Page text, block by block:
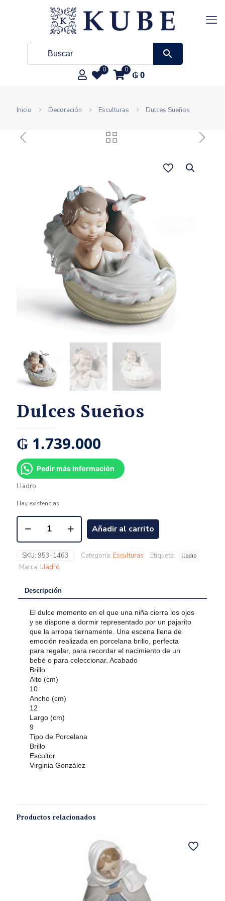
0 0 ₲0
Inicio Decoración Esculturas Dulces Sueños
Dulces Sueños
₲ 1.739.000
Pedir más información
Lladro
Hay existencias
Añadir al carrito
SKU: 953-1463 Categoría: Esculturas Etiqueta: lladro
Marca: Lladró
Descripción
El dulce momento en el que una niña cierra los ojos
y se dispone a dormir representado por un pajarito
que la arropa tiernamente. Una escena llena de
emoción realizada en porcelana brillo, perfecta
para regalar, para recordar el nacimiento de un
bebé o para coleccionar. Acabado
Brillo
Alto (cm)
10
Ancho (cm)
12
Largo (cm)
9
Tipo de Porcelana
Brillo
Escultor
Virginia González
Productos relacionados